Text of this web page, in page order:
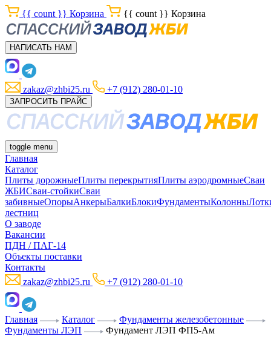
{{ count }} Корзина {{ count }} Корзина
НАПИСАТЬ НАМ
zakaz@zhbi25.ru +7 (912) 280-01-10
ЗАПРОСИТЬ ПРАЙС
toggle menu
Главная
Каталог
Плиты дорожныеПлиты перекрытияПлиты аэродромныеСваи
ЖБИСваи-стойкиСваи
забивныеОпорыАнкерыБалкиБлокиФундаментыКолонны
лестниц
О заводе
Вакансии
ПДН / ПАГ-14
Объекты поставки
Контакты
zakaz@zhbi25.ru
+7 (912) 280-01-10
Главная Каталог
Фундаменты железобетонные
Фундаменты ЛЭП
Фундамент ЛЭП ФП5-Ам